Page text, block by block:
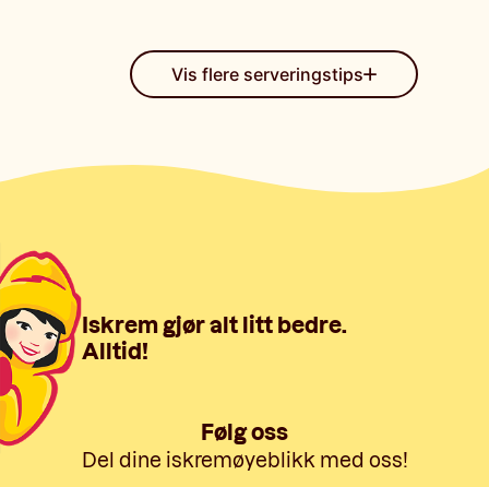
Vis flere serveringstips
Iskrem gjør alt litt bedre.
Alltid!
Følg oss
Del dine iskremøyeblikk med oss!